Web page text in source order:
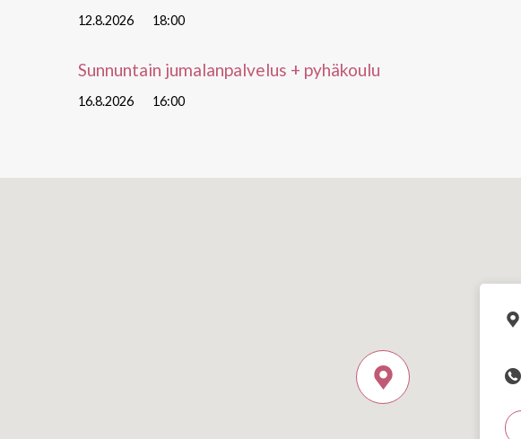
12.8.2026 18:00
Sunnuntain jumalanpalvelus + pyhäkoulu
16.8.2026 16:00